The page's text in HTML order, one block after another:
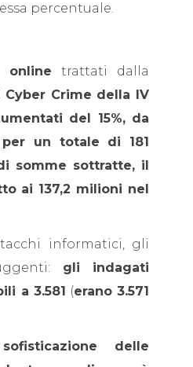
percentuale.
online trattati dalla
Cyber Crime della IV
del 15%, da
per un totale di 181
somme sottratte, il
ai 137,2 milioni nel
informatici, gli
gli indagati
a 3.581 (erano 3.571
delle